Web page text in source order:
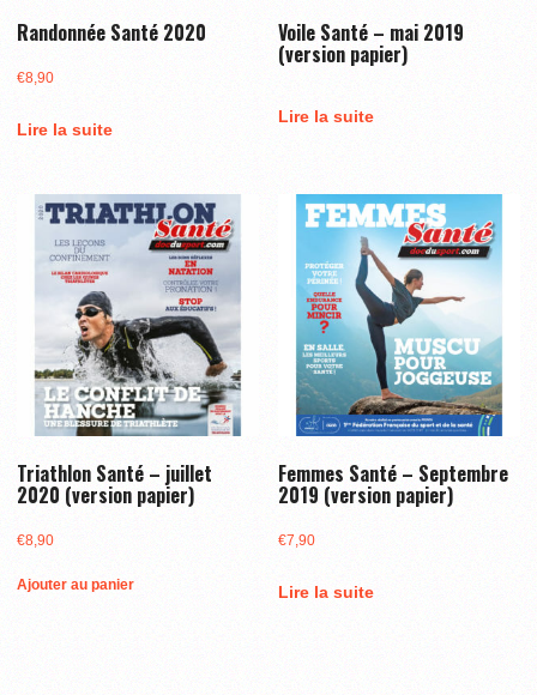
Randonnée Santé 2020
€8,90
Lire la suite
Voile Santé – mai 2019
(version papier)
Lire la suite
Triathlon Santé – juillet
2020 (version papier)
€8,90
Ajouter au panier
Femmes Santé – Septembre
2019 (version papier)
€7,90
Lire la suite